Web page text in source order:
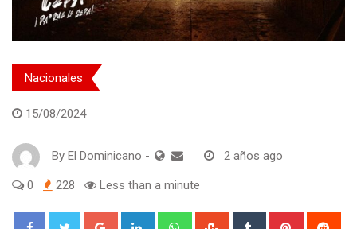
Nacionales
15/08/2024
By El Dominicano - 2 años ago
0 228 Less than a minute
Google+ LinkedIn WhatsappStumbleUpon
Tumblr Pinterest